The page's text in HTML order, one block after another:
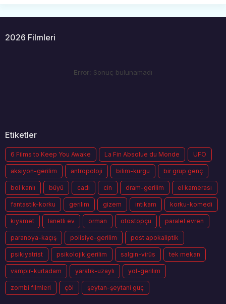
2026 Filmleri
Error: Sonuç bulunamadı
Etiketler
6 Films to Keep You Awake La Fin Absolue du Monde UFO
aksiyon-gerilim antropoloji bilim-kurgu bir grup genç
bol kanlı büyü cadı cin dram-gerilim el kamerası
fantastik-korku gerilim gizem intikam korku-komedi
kıyamet lanetli ev orman otostopçu paralel evren
paranoya-kaçış polisiye-gerilim post apokaliptik
psikiyatrist psikolojik gerilim salgın-virüs tek mekan
vampir-kurtadam yaratık-uzaylı yol-gerilim
zombi filmleri çöl şeytan-şeytani güç